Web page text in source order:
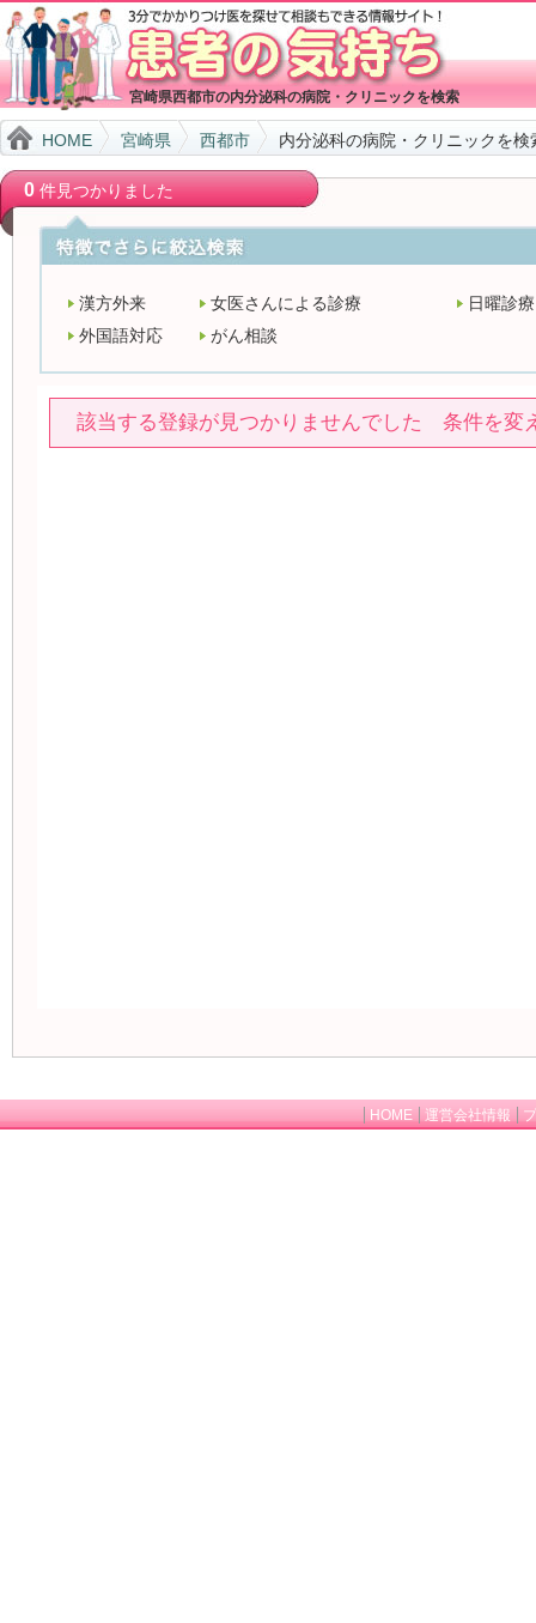
宮崎県西都市の内分泌科の病院・クリニックを検索
HOME 宮崎県 西都市 内分泌科の病院・クリニックを検
0件見つかりました
漢方外来 女医さんによる診療
日曜診療
外国語対応
がん相談
該当する登録が見つかりませんでした 条件を
HOME 運営会社情報